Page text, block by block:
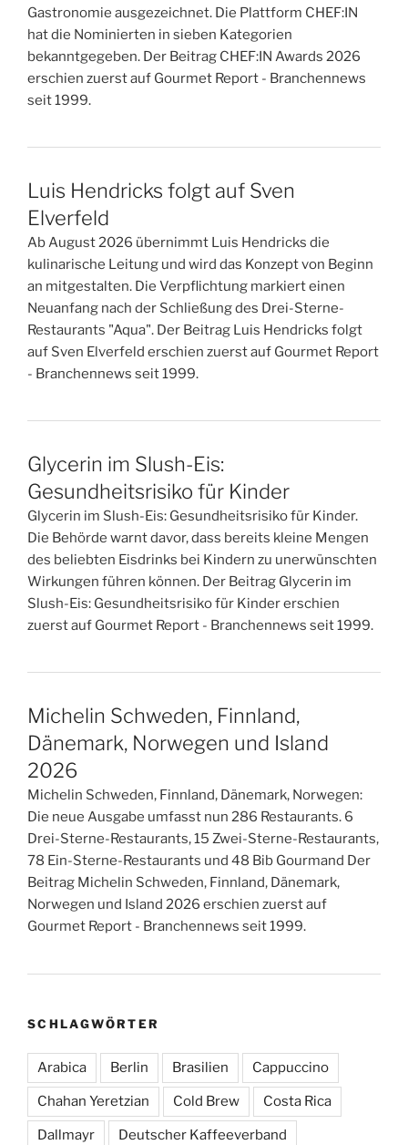
Gastronomie ausgezeichnet. Die Plattform CHEF:IN
hat die Nominierten in sieben Kategorien
bekanntgegeben. Der Beitrag CHEF:IN Awards 2026
erschien zuerst auf Gourmet Report - Branchennews
seit 1999.
Luis Hendricks folgt auf Sven
Elverfeld
Ab August 2026 übernimmt Luis Hendricks die
kulinarische Leitung und wird das Konzept von Beginn
an mitgestalten. Die Verpflichtung markiert einen
Neuanfang nach der Schließung des Drei-Sterne-
Restaurants "Aqua". Der Beitrag Luis Hendricks folgt
auf Sven Elverfeld erschien zuerst auf Gourmet Report
- Branchennews seit 1999.
Glycerin im Slush-Eis:
Gesundheitsrisiko für Kinder
Glycerin im Slush-Eis: Gesundheitsrisiko für Kinder.
Die Behörde warnt davor, dass bereits kleine Mengen
des beliebten Eisdrinks bei Kindern zu unerwünschten
Wirkungen führen können. Der Beitrag Glycerin im
Slush-Eis: Gesundheitsrisiko für Kinder erschien
zuerst auf Gourmet Report - Branchennews seit 1999.
Michelin Schweden, Finnland,
Dänemark, Norwegen und Island
2026
Michelin Schweden, Finnland, Dänemark, Norwegen:
Die neue Ausgabe umfasst nun 286 Restaurants. 6
Drei-Sterne-Restaurants, 15 Zwei-Sterne-Restaurants,
78 Ein-Sterne-Restaurants und 48 Bib Gourmand Der
Beitrag Michelin Schweden, Finnland, Dänemark,
Norwegen und Island 2026 erschien zuerst auf
Gourmet Report - Branchennews seit 1999.
SCHLAGWÖRTER
Arabica Berlin Brasilien Cappuccino
Chahan Yeretzian Cold Brew Costa Rica
Dallmayr Deutscher Kaffeeverband